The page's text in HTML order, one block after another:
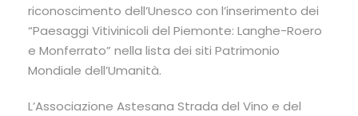
riconoscimento dell’Unesco con l’inserimento dei
“Paesaggi Vitivinicoli del Piemonte: Langhe-Roero
e Monferrato” nella lista dei siti Patrimonio
Mondiale dell’Umanità.
L’Associazione Astesana Strada del Vino e del